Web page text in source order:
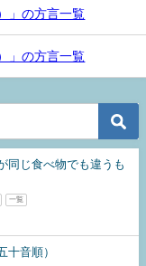
」の方言一覧
」の方言一覧
同じ食べ物でも違うも
一覧
十音順）